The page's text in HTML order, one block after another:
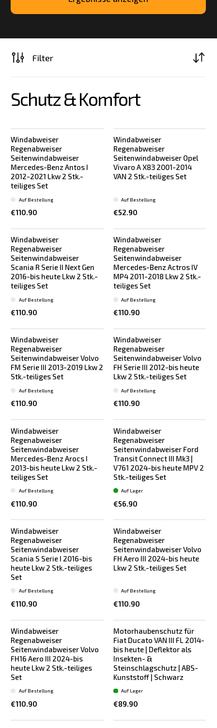
Filter
Schutz & Komfort
Windabweiser
Regenabweiser
Seitenwindabweiser
Mercedes-Benz Antos I
2012-2021 Lkw 2 Stk.-
teiliges Set
€110.90
Auf Bestellung
Windabweiser
Regenabweiser
Seitenwindabweiser Opel
Vivaro A X83 2001-2014
VAN 2 Stk.-teiliges Set
€52.90
Auf Bestellung
Windabweiser
Regenabweiser
Seitenwindabweiser
Scania R Serie II Next Gen
2016-bis heute Lkw 2 Stk.-
teiliges Set
€110.90
Auf Bestellung
Windabweiser
Regenabweiser
Seitenwindabweiser
Mercedes-Benz Actros IV
MP4 2011-2018 Lkw 2 Stk.-
teiliges Set
€110.90
Auf Bestellung
Windabweiser
Regenabweiser
Seitenwindabweiser Volvo
FM Serie III 2013-2019 Lkw 2
Stk.-teiliges Set
€110.90
Auf Bestellung
Windabweiser
Regenabweiser
Seitenwindabweiser Volvo
FH Serie III 2012-bis heute
Lkw 2 Stk.-teiliges Set
€110.90
Auf Bestellung
Windabweiser
Regenabweiser
Seitenwindabweiser
Mercedes-Benz Arocs I
2013-bis heute Lkw 2 Stk.-
teiliges Set
€110.90
Auf Bestellung
Windabweiser
Regenabweiser
Seitenwindabweiser Ford
Transit Connect III Mk3 |
V761 2024-bis heute MPV 2
Stk.-teiliges Set
€56.90
Auf Lager
Windabweiser
Regenabweiser
Seitenwindabweiser
Scania S Serie I 2016-bis
heute Lkw 2 Stk.-teiliges
Set
€110.90
Auf Bestellung
Windabweiser
Regenabweiser
Seitenwindabweiser Volvo
FH Aero III 2024-bis heute
Lkw 2 Stk.-teiliges Set
€110.90
Auf Bestellung
Windabweiser
Regenabweiser
Seitenwindabweiser Volvo
FH16 Aero III 2024-bis
heute Lkw 2 Stk.-teiliges
Set
€110.90
Auf Bestellung
Motorhaubenschutz für
Fiat Ducato VAN III FL 2014-
bis heute | Deflektor als
Insekten- &
Steinschlagschutz | ABS-
Kunststoff | Schwarz
€89.90
Auf Lager